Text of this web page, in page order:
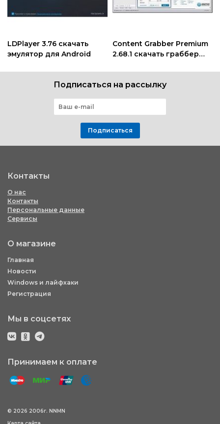
LDPlayer 3.76 скачать
эмулятор для Android
Content Grabber Premium
2.68.1 скачать граббер
Подписаться на рассылку
Подписаться
Контакты
О нас
Контакты
Персональные данные
Сервисы
О магазине
Главная
Новости
Windows и лайфхаки
Регистрация
Мы в соцсетях
Принимаем к оплате
© 2026 2006г. NNMN